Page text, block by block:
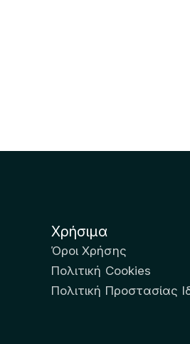
Χρήσιμα
Όροι Χρήσης
Πολιτική Cookies
Πολιτική Προστασίας